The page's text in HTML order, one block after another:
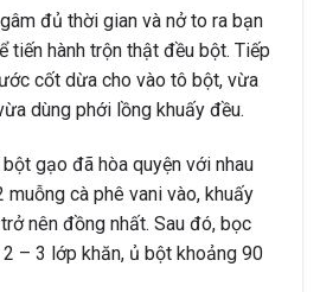
đủ thời gian và nở to ra bạn
tiến hành trộn thật đều bột. Tiếp
cốt dừa cho vào tô bột, vừa
dùng phới lồng khuấy đều.
gạo đã hòa quyện với nhau
cà phê vani vào, khuấy
nên đồng nhất. Sau đó, bọc
– 3 lớp khăn, ủ bột khoảng 90